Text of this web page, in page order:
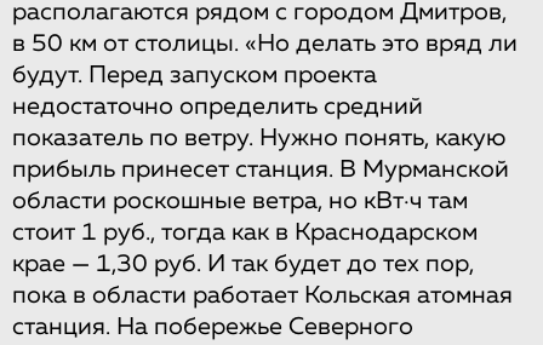
располагаются рядом с городом Дмитров,
в 50 км от столицы. «Но делать это вряд ли
будут. Перед запуском проекта
недостаточно определить средний
показатель по ветру. Нужно понять, какую
прибыль принесет станция. В Мурманской
области роскошные ветра, но кВт·ч там
стоит 1 руб., тогда как в Краснодарском
крае — 1,30 руб. И так будет до тех пор,
пока в области работает Кольская атомная
станция. На побережье Северного